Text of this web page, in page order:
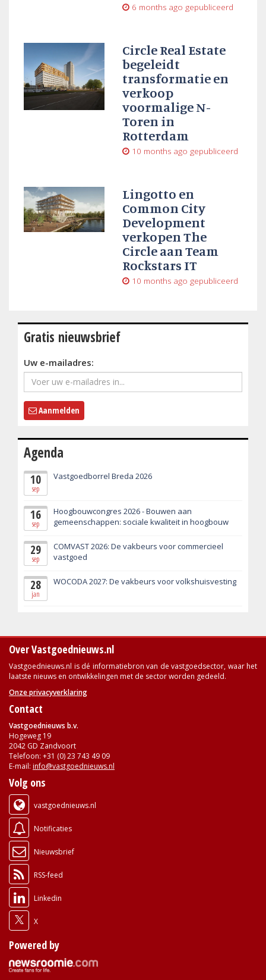
6 months ago gepubliceerd
Circle Real Estate
begeleidt
transformatie en
verkoop
voormalige N-
Toren in
Rotterdam
10 months ago gepubliceerd
Lingotto en
Common City
Development
verkopen The
Circle aan Team
Rockstars IT
10 months ago gepubliceerd
Gratis nieuwsbrief
Uw e-mailadres:
Aanmelden
Agenda
10
sep
Vastgoedborrel Breda 2026
16
sep
Hoogbouwcongres 2026 - Bouwen aan
gemeenschappen: sociale kwaliteit in hoogbouw
29
sep
COMVAST 2026: De vakbeurs voor commercieel
vastgoed
28
jan
WOCODA 2027: De vakbeurs voor volkshuisvesting
Over Vastgoednieuws.nl
Vastgoednieuws.nl is dé informatiebron van de vastgoedsector, waar het
laatste nieuws en ontwikkelingen met de sector worden gedeeld.
Onze privacyverklaring
Contact
Vastgoednieuws b.v.
Hogeweg 19
2042 GD Zandvoort
Telefoon: +31 (0) 23 743 49 09
E-mail: info@vastgoednieuws.nl
Volg ons
vastgoednieuws.nl
Notificaties
Nieuwsbrief
RSS-feed
Linkedin
X
Powered by